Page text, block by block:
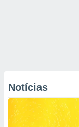
Notícias